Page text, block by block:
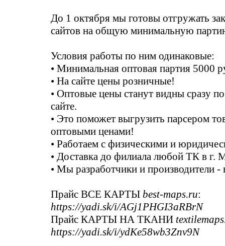
До 1 октября мы готовы отгружать
сайтов на общую минимальную
Условия работы по ним одинаковые:
• Минимальная оптовая партия 5000
• На сайте цены розничные!
• Оптовые цены станут видны сразу
сайте.
• Это поможет выгрузить парсером
оптовыми ценами!
• Работаем с физическими и
• Доставка до филиала любой ТК в г.
• Мы разработчики и производители -
Прайс ВСЕ КАРТЫ best-maps.ru:
https://yadi.sk/i/AGj1PHGI3aRBrN
Прайс КАРТЫ НА ТКАНИ
https://yadi.sk/i/ydKe58wb3Znv9N